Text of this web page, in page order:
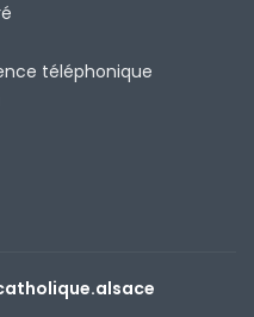
téléphonique